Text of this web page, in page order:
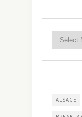
ALSACE